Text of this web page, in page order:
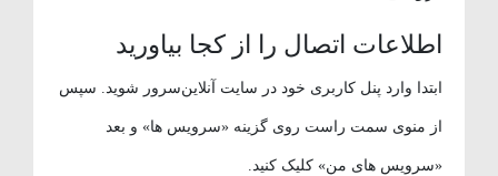
اطلاعات اتصال را از کجا بیاورید
ابتدا وارد پنل کاربری خود در سایت آنلاین‌سرور شوید. سپس
از منوی سمت راست روی گزینه «سرویس ها» و بعد
«سرویس های من» کلیک کنید.